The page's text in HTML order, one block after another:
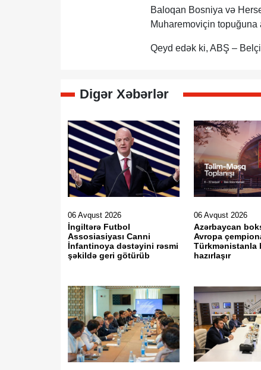
Baloqan Bosniya və
Muharemoviçin
Qeyd edək ki, ABŞ –
Digər Xəbərlər
06 Avqust 2026
İngiltərə Futbol
Assosiasiyası Canni
İnfantinoya dəstəyini rəsmi
şəkildə geri götürüb
06 Avqust 2026
Azərbaycan
Avropa
Türkmənistanla
hazırlaşır